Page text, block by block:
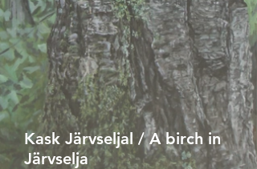
Kask Järvseljal / A birch in
Järvselja